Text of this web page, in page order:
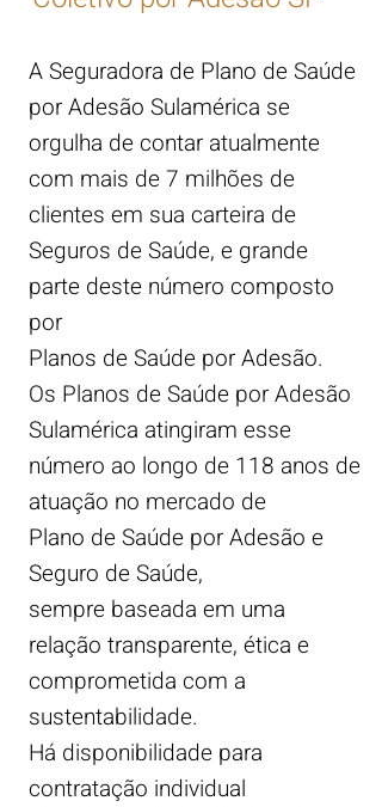
A Seguradora de Plano de Saúde
por Adesão Sulamérica se
orgulha de contar atualmente
com mais de7 milhões de
clientes em sua carteira de
Seguros de Saúde, e grande
parte deste número composto
por
Planos de Saúde por Adesão.
Os Planos de Saúde por Adesão
Sulamérica atingiram esse
número ao longo de 118 anos de
atuação no mercado de
Plano de Saúde por Adesão e
Seguro de Saúde,
sempre baseada em uma
relação transparente, ética e
comprometida com a
sustentabilidade.
Há disponibilidade para
contratação individual